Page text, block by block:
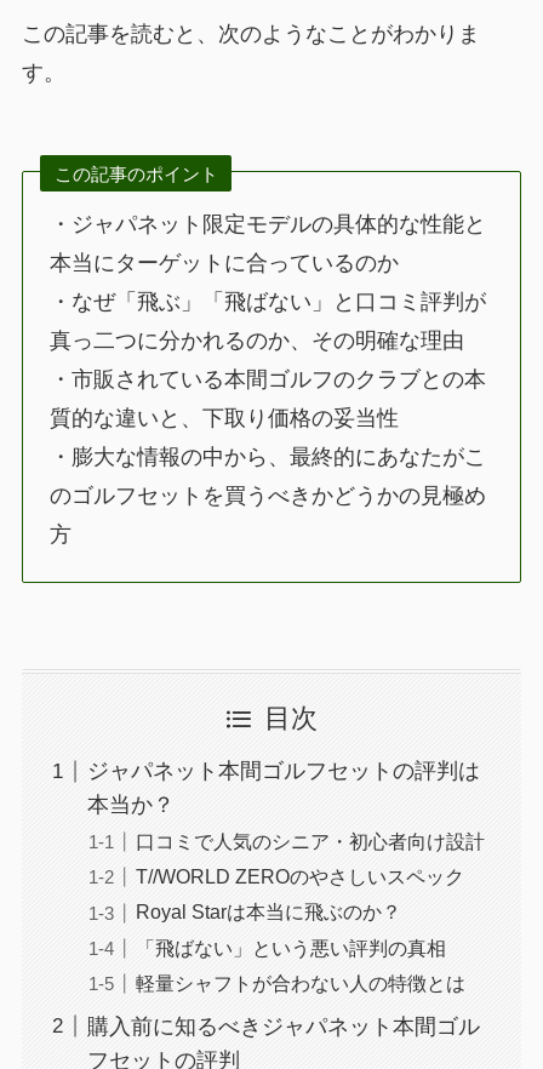
この記事を読むと、次のようなことがわかりま
す。
この記事のポイント
・ジャパネット限定モデルの具体的な性能と
本当にターゲットに合っているのか
・なぜ「飛ぶ」「飛ばない」と口コミ評判が
真っ二つに分かれるのか、その明確な理由
・市販されている本間ゴルフのクラブとの本
質的な違いと、下取り価格の妥当性
・膨大な情報の中から、最終的にあなたがこ
のゴルフセットを買うべきかどうかの見極め
方
目次
ジャパネット本間ゴルフセットの評判は
本当か？
口コミで人気のシニア・初心者向け設計
T//WORLD ZEROのやさしいスペック
Royal Starは本当に飛ぶのか？
「飛ばない」という悪い評判の真相
軽量シャフトが合わない人の特徴とは
購入前に知るべきジャパネット本間ゴル
フセットの評判